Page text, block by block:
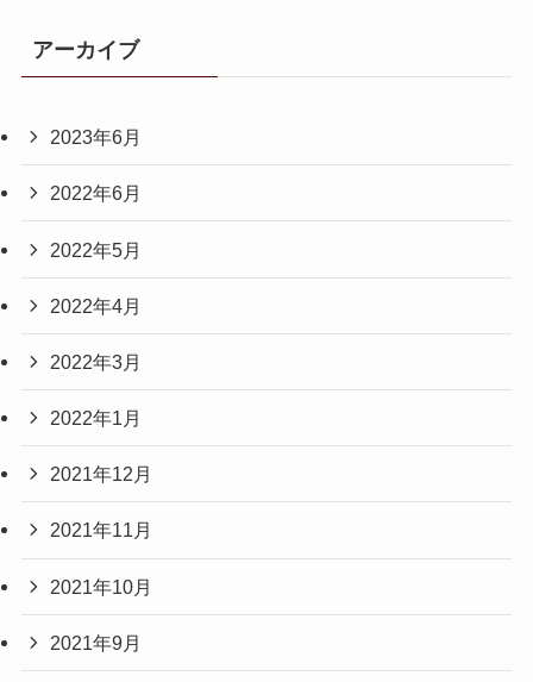
アーカイブ
2023年6月
2022年6月
2022年5月
2022年4月
2022年3月
2022年1月
2021年12月
2021年11月
2021年10月
2021年9月